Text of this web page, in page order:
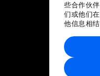
些合作伙
们或他们
他信息相结